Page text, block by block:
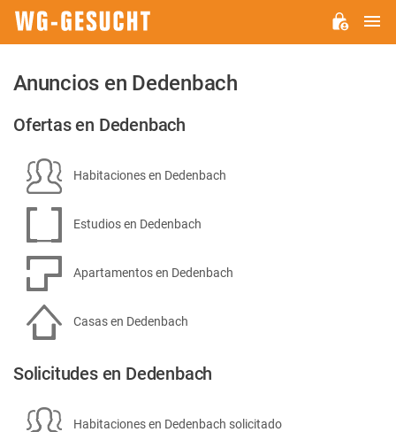
Anuncios en Dedenbach
Ofertas en Dedenbach
Habitaciones en Dedenbach
Estudios en Dedenbach
Apartamentos en Dedenbach
Casas en Dedenbach
Solicitudes en Dedenbach
Habitaciones en Dedenbach solicitado